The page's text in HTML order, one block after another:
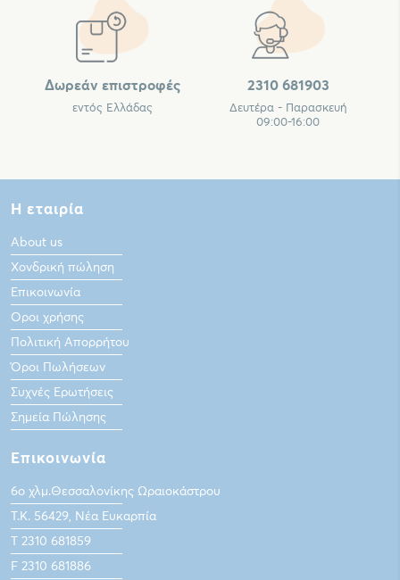
Δωρεάν επιστροφές
εντός Ελλάδας
2310 681903
Δευτέρα - Παρασκευή
09:00-16:00
Η εταιρία
About us
Χονδρική πώληση
Επικοινωνία
Οροι χρήσης
Πολιτική Απορρήτου
Όροι Πωλήσεων
Συχνές Ερωτήσεις
Σημεία Πώλησης
Επικοινωνία
6ο χλμ.Θεσσαλονίκης Ωραιοκάστρου
Τ.Κ. 56429, Νέα Ευκαρπία
Τ 2310 681859
F 2310 681886